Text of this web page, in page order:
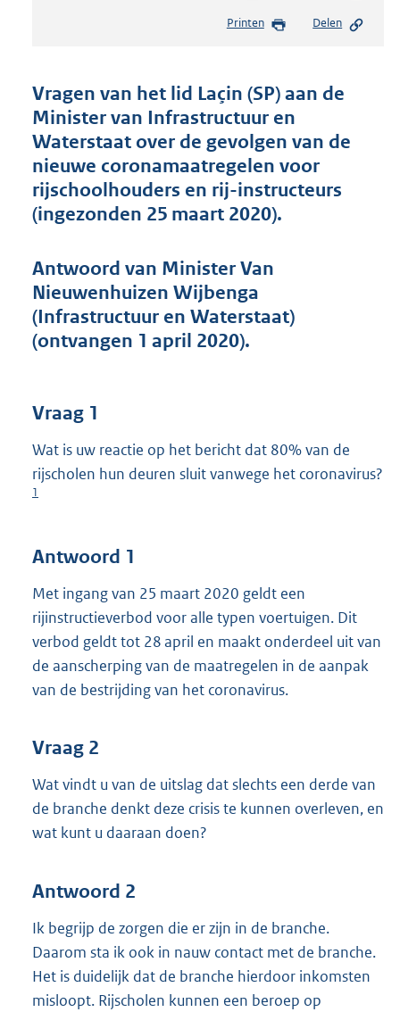
s
d
s
g
r
o
o
t
4
0
b
Printen Delen
Vragen van het lid Laçin (SP) aan de
Minister van Infrastructuur en
Waterstaat over de gevolgen van de
nieuwe coronamaatregelen voor
rijschoolhouders en rij-instructeurs
(ingezonden 25 maart 2020).
Antwoord van Minister Van
Nieuwenhuizen Wijbenga
(Infrastructuur en Waterstaat)
(ontvangen 1 april 2020).
Vraag 1
Wat is uw reactie op het bericht dat 80% van de
rijscholen hun deuren sluit vanwege het coronavirus?
1
Antwoord 1
Met ingang van 25 maart 2020 geldt een
rijinstructieverbod voor alle typen voertuigen. Dit
verbod geldt tot 28 april en maakt onderdeel uit van
de aanscherping van de maatregelen in de aanpak
van de bestrijding van het coronavirus.
Vraag 2
Wat vindt u van de uitslag dat slechts een derde van
de branche denkt deze crisis te kunnen overleven, en
wat kunt u daaraan doen?
Antwoord 2
Ik begrijp de zorgen die er zijn in de branche.
Daarom sta ik ook in nauw contact met de branche.
Het is duidelijk dat de branche hierdoor inkomsten
misloopt. Rijscholen kunnen een beroep op